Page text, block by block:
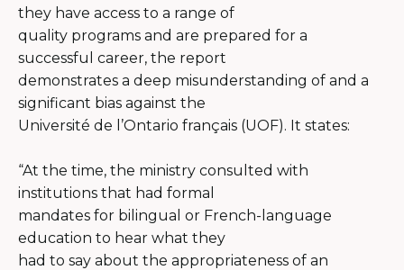
they have access to a range of
quality programs and are prepared for a
successful career, the report
demonstrates a deep misunderstanding of and a
significant bias against the
Université de l’Ontario français (UOF). It states:
“At the time, the ministry consulted with
institutions that had formal
mandates for bilingual or French-language
education to hear what they
had to say about the appropriateness of an